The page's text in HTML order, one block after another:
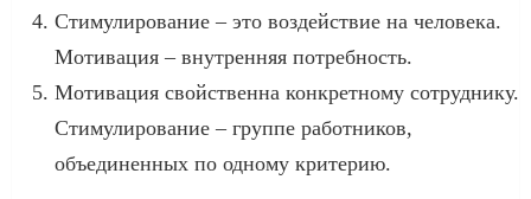
Стимулирование – это воздействие на человека.
Мотивация – внутренняя потребность.
Мотивация свойственна конкретному сотруднику.
Стимулирование – группе работников,
объединенных по одному критерию.